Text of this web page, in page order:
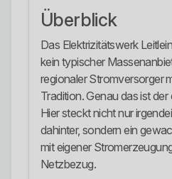
Überblick
Das Elektrizitätswerk
kein typischer
regionaler Stromversorger
Tradition. Genau das ist
Hier steckt nicht nur
dahinter, sondern ein
mit eigener
Netzbezug.